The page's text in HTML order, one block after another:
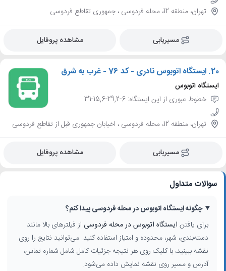
تهران، منطقه 12، محله فردوسی ، جمهوری تقاطع فردوسی
مسیریابی مشاهده پروفایل
20. ایستگاه اتوبوس نادری - کد 76 - غرب به شرق
ایستگاه اتوبوس
خطوط عبوری از این ایستگاه: 6-29,2-15,6-31
تهران، منطقه 12، محله فردوسی ، اخیابان جمهوری قبل از تقاطع فردوسی
مسیریابی مشاهده پروفایل
سوالات متداول
چگونه ایستگاه اتوبوس در محله فردوسی پیدا کنم؟
برای یافتن ایستگاه اتوبوس در محله فردوسی از فیلترهای بالا مانند
دسته‌بندی، شهر، محدوده و امتیاز استفاده کنید. می‌توانید نتایج را روی
نقشه ببینید، با کلیک روی هر نتیجه جزئیات کامل شامل شماره تماس،
آدرس و مسیر روی نقشه نمایش داده می‌شود.